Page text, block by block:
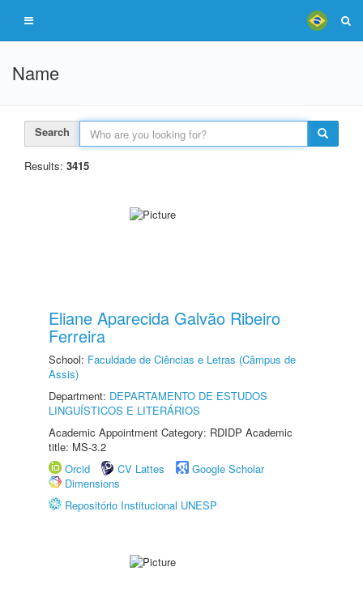
Name
Search
Results: 3415
Eliane Aparecida Galvão Ribeiro
Ferreira
School: Faculdade de Ciências e Letras (Câmpus de
Assis)
Department: DEPARTAMENTO DE ESTUDOS
LINGUÍSTICOS E LITERÁRIOS
Academic Appointment Category: RDIDP Academic
title: MS-3.2
Orcid
CV Lattes
Google Scholar
Dimensions
Repositório Institucional UNESP